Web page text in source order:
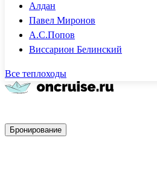
Алдан
Павел Миронов
А.С.Попов
Виссарион Белинский
Все теплоходы
Бронирование